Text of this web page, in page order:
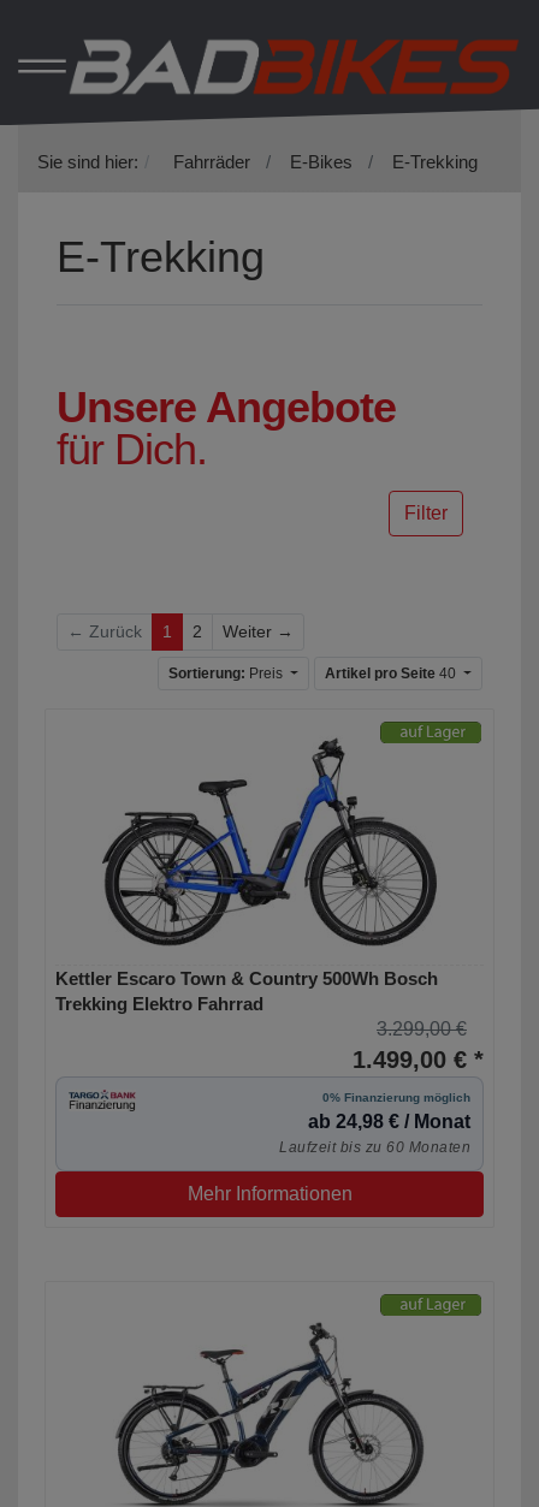
Sie sind hier: Fahrräder E-Bikes E-Trekking
E-Trekking
Unsere Angebote
für Dich.
Filter
← Zurück 1 2 Weiter →
Sortierung: Preis Artikel pro Seite 40
Kettler Escaro Town & Country 500Wh Bosch
Trekking Elektro Fahrrad
3.299,00 €
1.499,00 € *
0% Finanzierung möglich
ab 24,98 € / Monat
Laufzeit bis zu 60 Monaten
Mehr Informationen